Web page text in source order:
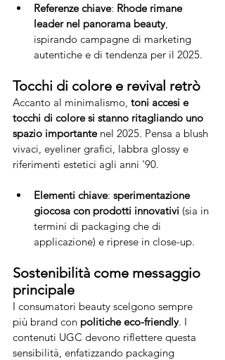
Referenze chiave: Rhode rimane
leader nel panorama beauty,
ispirando campagne di marketing
autentiche e di tendenza per il 2025.
Tocchi di colore e revival retrò
Accanto al minimalismo, toni accesi e
tocchi di colore si stanno ritagliando uno
spazio importante nel 2025. Pensa a blush
vivaci, eyeliner grafici, labbra glossy e
riferimenti estetici agli anni '90.
Elementi chiave: sperimentazione
giocosa con prodotti innovativi (sia in
termini di packaging che di
applicazione) e riprese in close-up.
Sostenibilità come messaggio
principale
I consumatori beauty scelgono sempre
più brand con politiche eco-friendly. I
contenuti UGC devono riflettere questa
sensibilità, enfatizzando packaging